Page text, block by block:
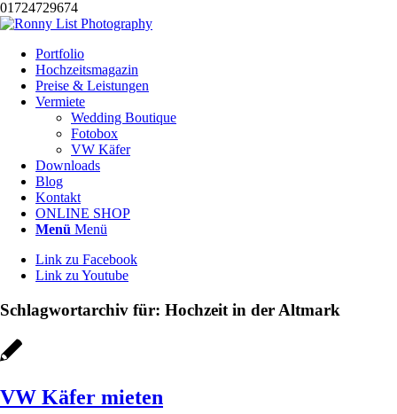
01724729674
Portfolio
Hochzeitsmagazin
Preise & Leistungen
Vermiete
Wedding Boutique
Fotobox
VW Käfer
Downloads
Blog
Kontakt
ONLINE SHOP
Menü Menü
Link zu Facebook
Link zu Youtube
Schlagwortarchiv für: Hochzeit in der Altmark
VW Käfer mieten